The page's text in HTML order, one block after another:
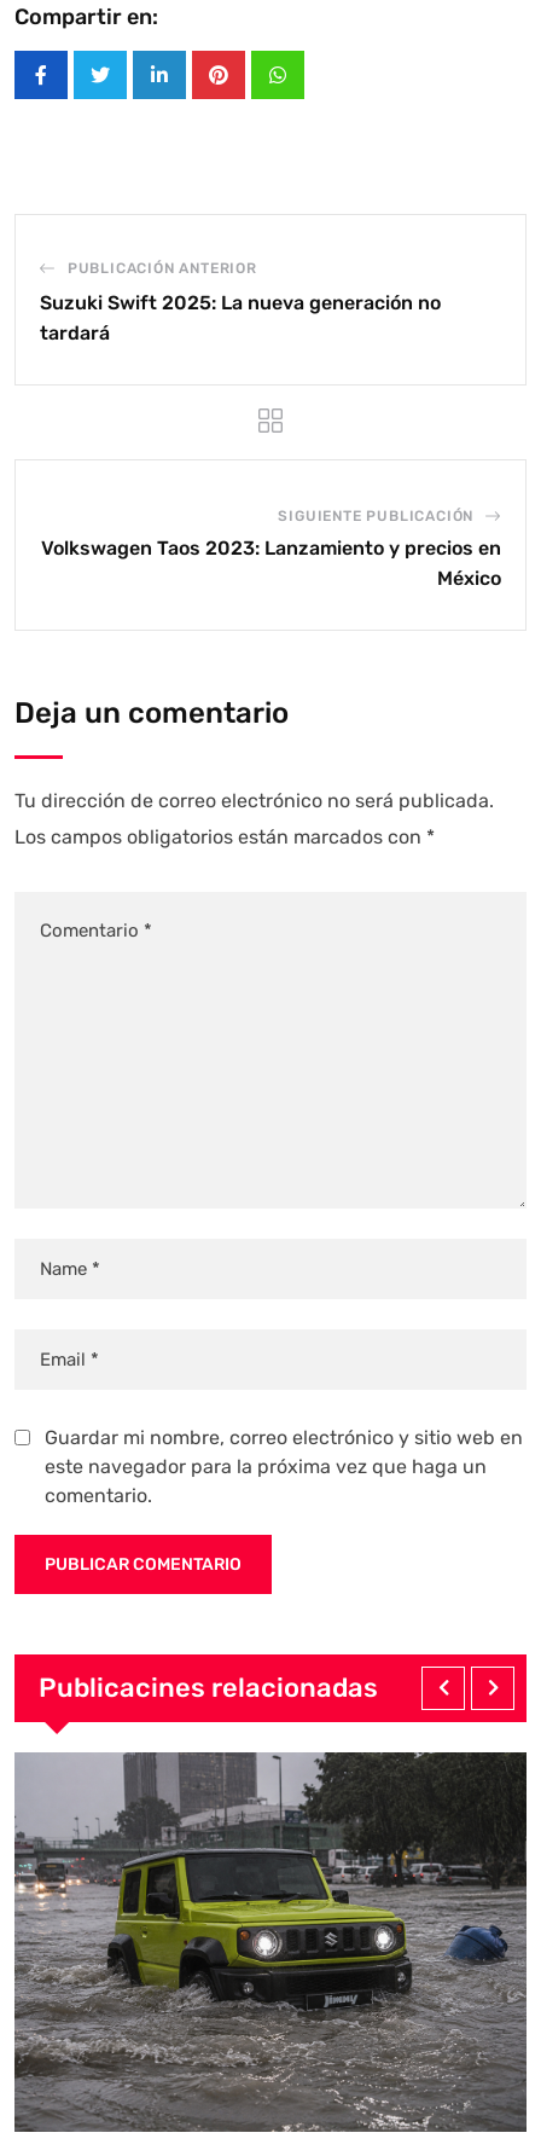
Compartir en:
LinkedInPinterestWhatsapp
PUBLICACIÓN ANTERIOR
Suzuki Swift 2025: La nueva generación no
tardará
SIGUIENTE PUBLICACIÓN
Volkswagen Taos 2023: Lanzamiento y precios en
México
Deja un comentario
Tu dirección de correo electrónico no será publicada.
Los campos obligatorios están marcados con *
Guardar mi nombre, correo electrónico y sitio web en
este navegador para la próxima vez que haga un
comentario.
Publicacines relacionadas